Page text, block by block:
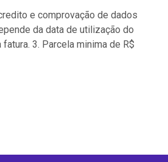
e comprovação de dados
da data de utilização do
3. Parcela minima de R$